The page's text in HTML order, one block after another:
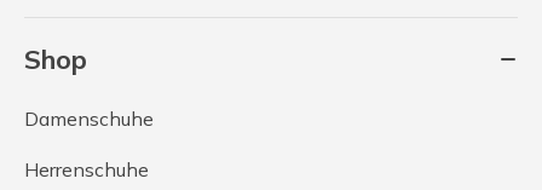
Shop
Damenschuhe
Herrenschuhe